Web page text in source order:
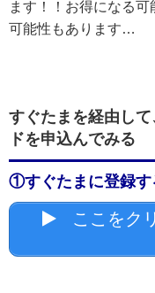
ます！！お得になる
可能性もあります…
すぐたまを経由し
ドを申込んでみる
①すぐたまに登録す
ここをク